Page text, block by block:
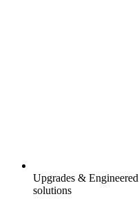
Upgrades & Engineered
solutions